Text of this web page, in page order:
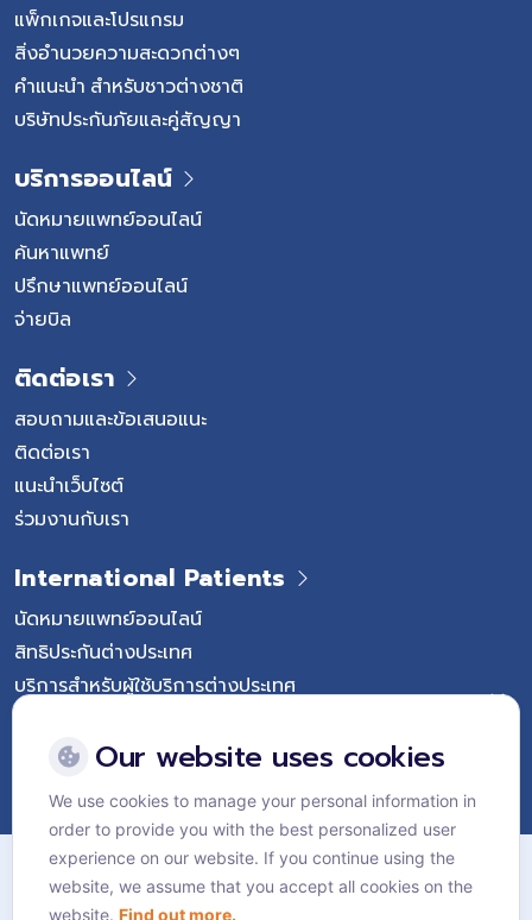
แพ็กเกจและโปรแกรม
สิ่งอำนวยความสะดวกต่างๆ
คำแนะนำ สำหรับชาวต่างชาติ
บริษัทประกันภัยและคู่สัญญา
บริการออนไลน์
นัดหมายแพทย์ออนไลน์
ค้นหาแพทย์
ปรึกษาแพทย์ออนไลน์
จ่ายบิล
ติดต่อเรา
สอบถามและข้อเสนอแนะ
ติดต่อเรา
แนะนำเว็บไซต์
ร่วมงานกับเรา
International Patients
นัดหมายแพทย์ออนไลน์
สิทธิประกันต่างประเทศ
บริการสำหรับผู้ใช้บริการต่างประเทศ
Follow Vejthani International Hospital
แผนผังเว็บไซต์
นโยบายส่วนบุคคล
Our website uses cookies
We use cookies to manage your personal information in
order to provide you with the best personalized user
experience on our website. If you continue using the
website, we assume that you accept all cookies on the
website. Find out more.